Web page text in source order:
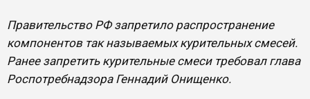
Правительство РФ запретило распространение
компонентов так называемых курительных смесей.
Ранее запретить курительные смеси требовал глава
Роспотребнадзора Геннадий Онищенко.